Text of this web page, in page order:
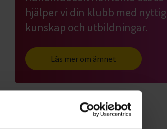
hjälper vi din klubb med nyttig
kunskap och utbildningar.
Läs mer om ämnet